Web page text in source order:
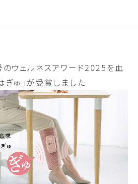
ウェルネスアワード2025を血
ぎゅ」が受賞しました